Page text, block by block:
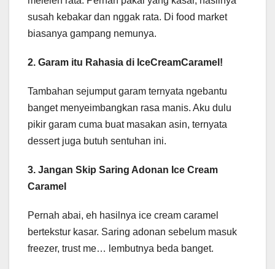
susah kebakar dan nggak rata. Di food market
biasanya gampang nemunya.
2. Garam itu Rahasia di IceCreamCaramel!
Tambahan sejumput garam ternyata ngebantu
banget menyeimbangkan rasa manis. Aku dulu
pikir garam cuma buat masakan asin, ternyata
dessert juga butuh sentuhan ini.
3. Jangan Skip Saring Adonan Ice Cream
Caramel
Pernah abai, eh hasilnya ice cream caramel
bertekstur kasar. Saring adonan sebelum masuk
freezer, trust me… lembutnya beda banget.